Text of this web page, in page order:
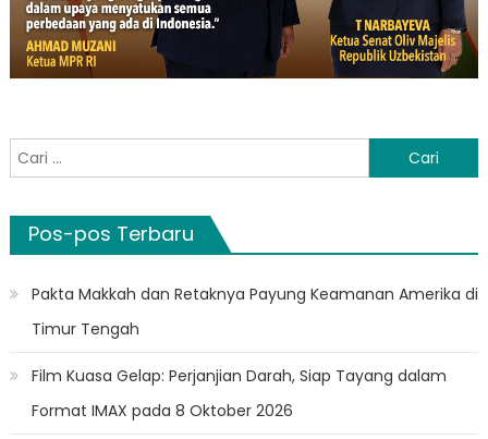
Cari
untuk:
Pos-pos Terbaru
Pakta Makkah dan Retaknya Payung Keamanan Amerika di
Timur Tengah
Film Kuasa Gelap: Perjanjian Darah, Siap Tayang dalam
Format IMAX pada 8 Oktober 2026